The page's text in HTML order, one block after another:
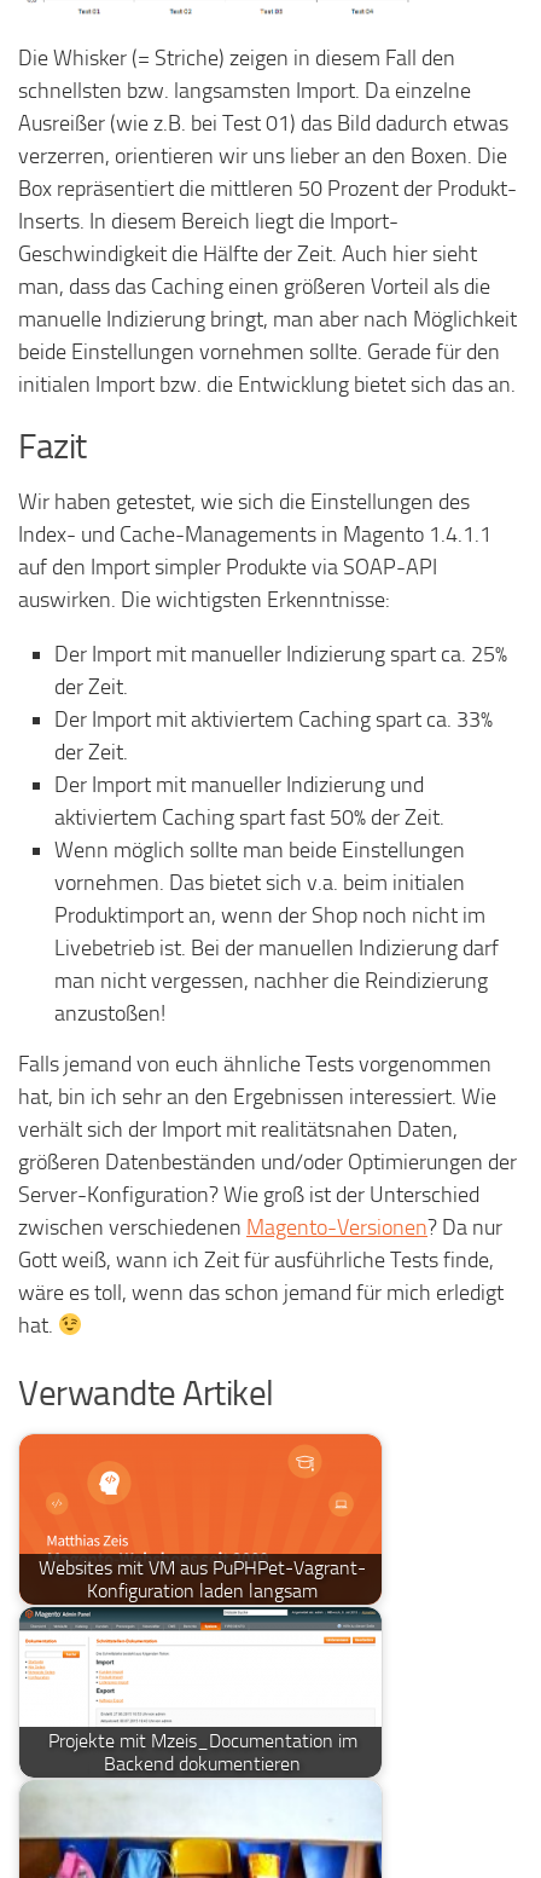
Die Whisker (= Striche) zeigen in diesem Fall den
schnellsten bzw. langsamsten Import. Da einzelne
Ausreißer (wie z.B. bei Test 01) das Bild dadurch etwas
verzerren, orientieren wir uns lieber an den Boxen. Die
Box repräsentiert die mittleren 50 Prozent der Produkt-
Inserts. In diesem Bereich liegt die Import-
Geschwindigkeit die Hälfte der Zeit. Auch hier sieht
man, dass das Caching einen größeren Vorteil als die
manuelle Indizierung bringt, man aber nach Möglichkeit
beide Einstellungen vornehmen sollte. Gerade für den
initialen Import bzw. die Entwicklung bietet sich das an.
Fazit
Wir haben getestet, wie sich die Einstellungen des
Index- und Cache-Managements in Magento 1.4.1.1
auf den Import simpler Produkte via SOAP-API
auswirken. Die wichtigsten Erkenntnisse:
Der Import mit manueller Indizierung spart ca. 25%
der Zeit.
Der Import mit aktiviertem Caching spart ca. 33%
der Zeit.
Der Import mit manueller Indizierung und
aktiviertem Caching spart fast 50% der Zeit.
Wenn möglich sollte man beide Einstellungen
vornehmen. Das bietet sich v.a. beim initialen
Produktimport an, wenn der Shop noch nicht im
Livebetrieb ist. Bei der manuellen Indizierung darf
man nicht vergessen, nachher die Reindizierung
anzustoßen!
Falls jemand von euch ähnliche Tests vorgenommen
hat, bin ich sehr an den Ergebnissen interessiert. Wie
verhält sich der Import mit realitätsnahen Daten,
größeren Datenbeständen und/oder Optimierungen der
Server-Konfiguration? Wie groß ist der Unterschied
zwischen verschiedenen Magento-Versionen? Da nur
Gott weiß, wann ich Zeit für ausführliche Tests finde,
wäre es toll, wenn das schon jemand für mich erledigt
hat.
Verwandte Artikel
Websites mit VM aus PuPHPet-Vagrant-
Konfiguration laden langsam
Projekte mit Mzeis_Documentation im
Backend dokumentieren